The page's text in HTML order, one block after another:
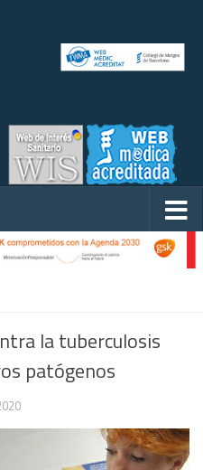
la tuberculosis
patógenos